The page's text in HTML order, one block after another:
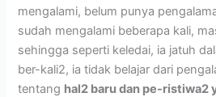
mengalami, belum punya
sudah mengalami beberapa kali,
sehingga seperti keledai, ia jatuh
ber-kali2, ia tidak belajar dari
tentang hal2 baru dan pe-ristiwa2